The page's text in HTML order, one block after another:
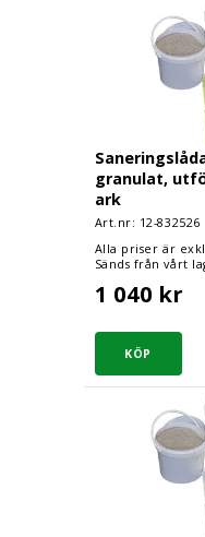
granulat,
ark
Art.nr: 12-832526
Alla priser är
Sänds från vårt
1 040 kr